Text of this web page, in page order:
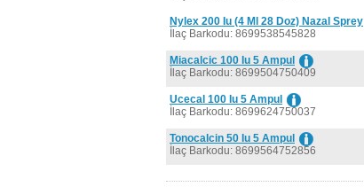
Nylex 200 Iu (4 Ml 28 Doz) Nazal Sprey
İlaç Barkodu: 8699538545828
Miacalcic 100 Iu 5 Ampul
İlaç Barkodu: 8699504750409
Ucecal 100 Iu 5 Ampul
İlaç Barkodu: 8699624750037
Tonocalcin 50 Iu 5 Ampul
İlaç Barkodu: 8699564752856